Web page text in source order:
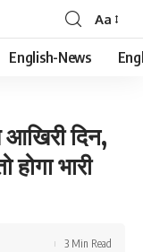
Font
Resizer
Aa
English-News
दिन,
भारी
3 Min Read